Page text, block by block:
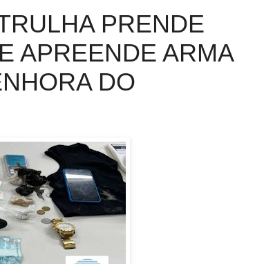
PRENDE
APREENDE ARMA
DO